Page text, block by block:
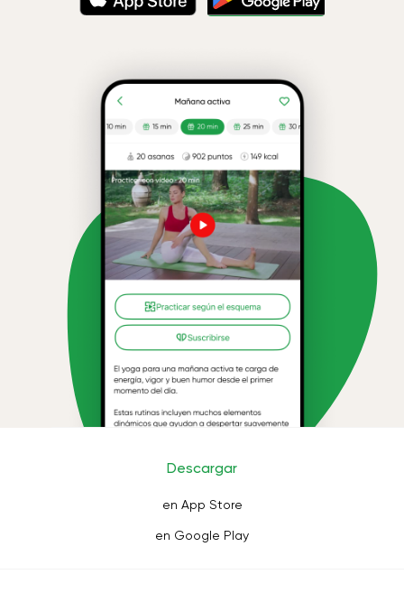
Descargar
en App Store
en Google Play